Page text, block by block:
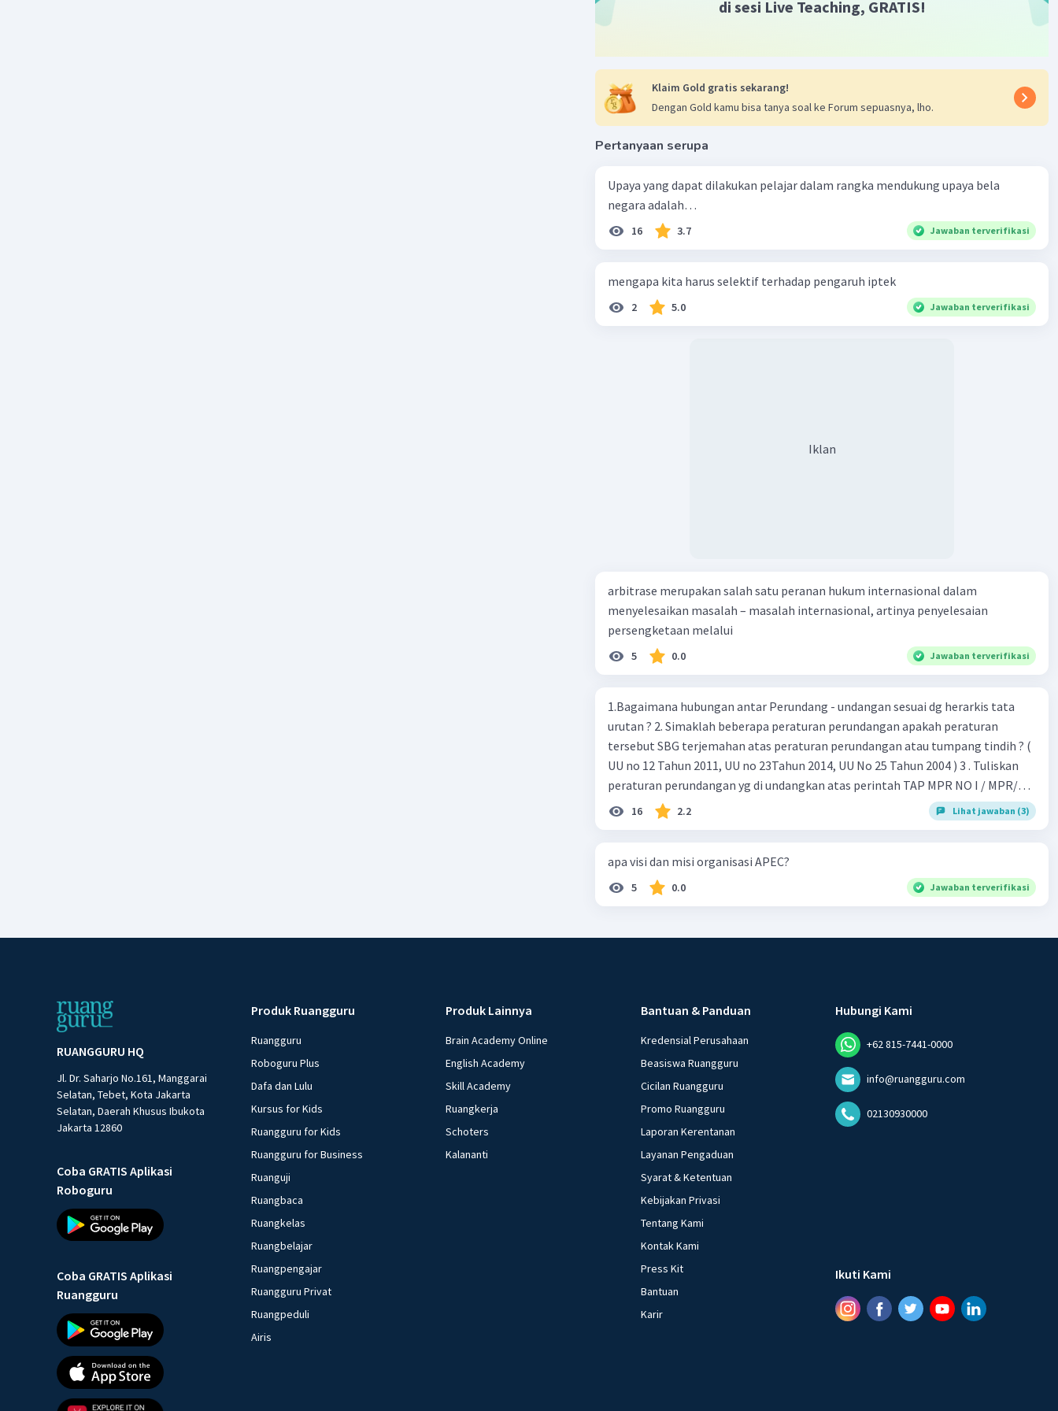
di sesi Live Teaching, GRATIS!
Klaim Gold gratis sekarang!
Dengan Gold kamu bisa tanya soal ke Forum sepuasnya, lho.
Pertanyaan serupa
Upaya yang dapat dilakukan pelajar dalam rangka mendukung upaya bela
negara adalah…
16 3.7 Jawaban terverifikasi
mengapa kita harus selektif terhadap pengaruh iptek
2 5.0 Jawaban terverifikasi
Iklan
arbitrase merupakan salah satu peranan hukum internasional dalam
menyelesaikan masalah – masalah internasional, artinya penyelesaian
persengketaan melalui
5 0.0 Jawaban terverifikasi
1.Bagaimana hubungan antar Perundang - undangan sesuai dg herarkis tata
urutan ? 2. Simaklah beberapa peraturan perundangan apakah peraturan
tersebut SBG terjemahan atas peraturan perundangan atau tumpang tindih ? (
UU no 12 Tahun 2011, UU no 23Tahun 2014, UU No 25 Tahun 2004 ) 3 . Tuliskan
peraturan perundangan yg di undangkan atas perintah TAP MPR NO I / MPR/
2003 4.sebutkan produk UU atas perintah UUD NRI Tahun 1945 ( pasal18, pasal
22, pasal 23, Pasal 26 , Pasal 27,pasal ,pasal 28, pasal 29, pasal 30 ,pasal 31 dan
16 2.2 Lihat jawaban (3)
apa visi dan misi organisasi APEC?
5 0.0 Jawaban terverifikasi
RUANGGURU HQ
Jl. Dr. Saharjo No.161, Manggarai
Selatan, Tebet, Kota Jakarta
Selatan, Daerah Khusus Ibukota
Jakarta 12860
Coba GRATIS Aplikasi
Roboguru
Coba GRATIS Aplikasi
Ruangguru
Produk Ruangguru
Ruangguru
Roboguru Plus
Dafa dan Lulu
Kursus for Kids
Ruangguru for Kids
Ruangguru for Business
Ruanguji
Ruangbaca
Ruangkelas
Ruangbelajar
Ruangpengajar
Ruangguru Privat
Ruangpeduli
Airis
Produk Lainnya
Brain Academy Online
English Academy
Skill Academy
Ruangkerja
Schoters
Kalananti
Bantuan & Panduan
Kredensial Perusahaan
Beasiswa Ruangguru
Cicilan Ruangguru
Promo Ruangguru
Laporan Kerentanan
Layanan Pengaduan
Syarat & Ketentuan
Kebijakan Privasi
Tentang Kami
Kontak Kami
Press Kit
Bantuan
Karir
Hubungi Kami
+62 815-7441-0000
info@ruangguru.com
02130930000
Ikuti Kami